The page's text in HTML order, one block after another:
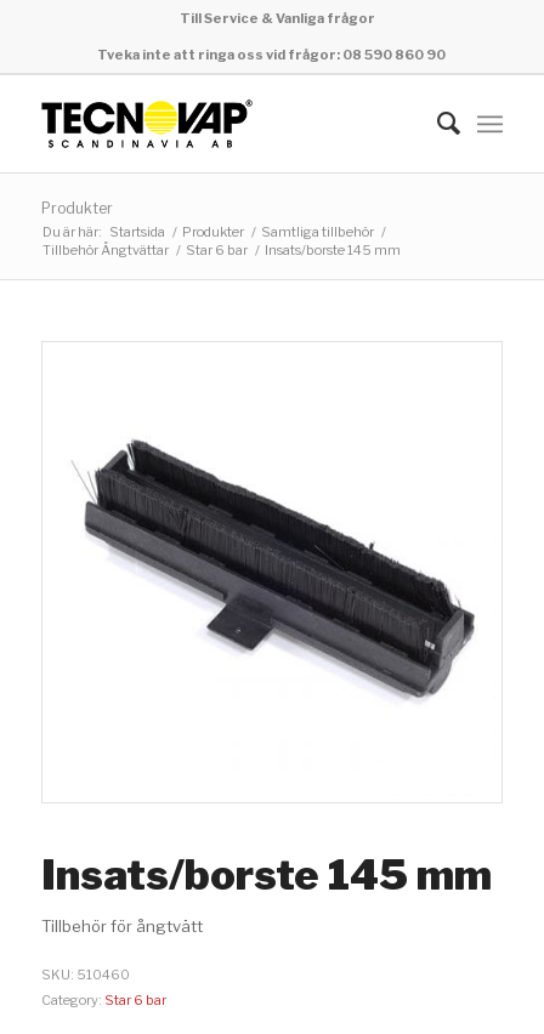
Till Service & Vanliga frågor
Tveka inte att ringa oss vid frågor: 08 590 860 90
Produkter
Du är här: Startsida / Produkter / Samtliga tillbehör /
Tillbehör Ångtvättar / Star 6 bar / Insats/borste 145 mm
Insats/borste 145 mm
Tillbehör för ångtvätt
SKU: 510460
Category: Star 6 bar